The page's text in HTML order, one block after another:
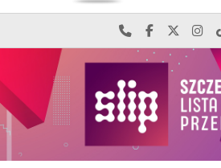
Najlepiej po
Odwiedź